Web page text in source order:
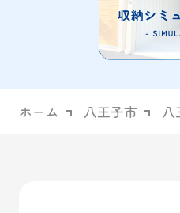
ホーム 八王子市 八